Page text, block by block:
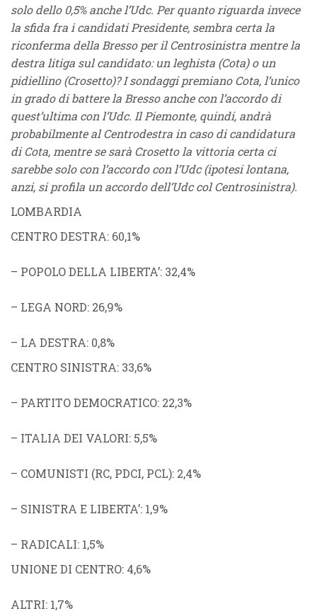
solo dello 0,5% anche l’Udc. Per quanto riguarda invece
la sfida fra i candidati Presidente, sembra certa la
riconferma della Bresso per il Centrosinistra mentre la
destra litiga sul candidato: un leghista (Cota) o un
pidiellino (Crosetto)? I sondaggi premiano Cota, l’unico
in grado di battere la Bresso anche con l’accordo di
quest’ultima con l’Udc. Il Piemonte, quindi, andrà
probabilmente al Centrodestra in caso di candidatura
di Cota, mentre se sarà Crosetto la vittoria certa ci
sarebbe solo con l’accordo con l’Udc (ipotesi lontana,
anzi, si profila un accordo dell’Udc col Centrosinistra).
LOMBARDIA
CENTRO DESTRA: 60,1%
– POPOLO DELLA LIBERTA’: 32,4%
– LEGA NORD: 26,9%
– LA DESTRA: 0,8%
CENTRO SINISTRA: 33,6%
– PARTITO DEMOCRATICO: 22,3%
– ITALIA DEI VALORI: 5,5%
– COMUNISTI (RC, PDCI, PCL): 2,4%
– SINISTRA E LIBERTA’: 1,9%
– RADICALI: 1,5%
UNIONE DI CENTRO: 4,6%
ALTRI: 1,7%